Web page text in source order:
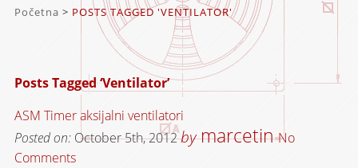
Početna > POSTS TAGGED 'VENTILATOR'
Posts Tagged ‘Ventilator’
ASM Timer aksijalni ventilatori
Posted on: October 5th, 2012bymarcetin No
Comments